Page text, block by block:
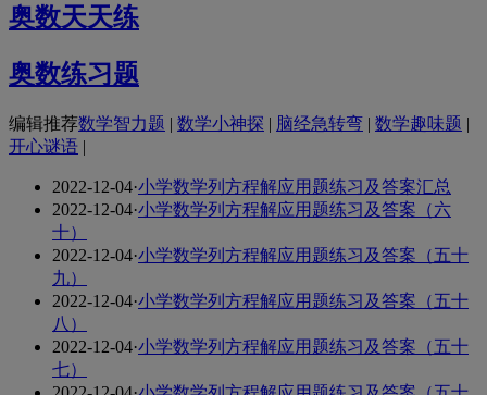
奥数天天练
奥数练习题
编辑推荐数学智力题 | 数学小神探 | 脑经急转弯 | 数学趣味题 |
开心谜语 |
2022-12-04·小学数学列方程解应用题练习及答案汇总
2022-12-04·小学数学列方程解应用题练习及答案（六
十）
2022-12-04·小学数学列方程解应用题练习及答案（五十
九）
2022-12-04·小学数学列方程解应用题练习及答案（五十
八）
2022-12-04·小学数学列方程解应用题练习及答案（五十
七）